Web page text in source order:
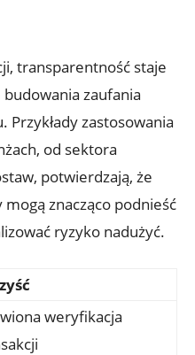
transparentność‌ staje
zaufania⁢
zastosowania
od sektora
⁤potwierdzają, że​
znacząco podnieść
ryzyko nadużyć.
weryfikacja